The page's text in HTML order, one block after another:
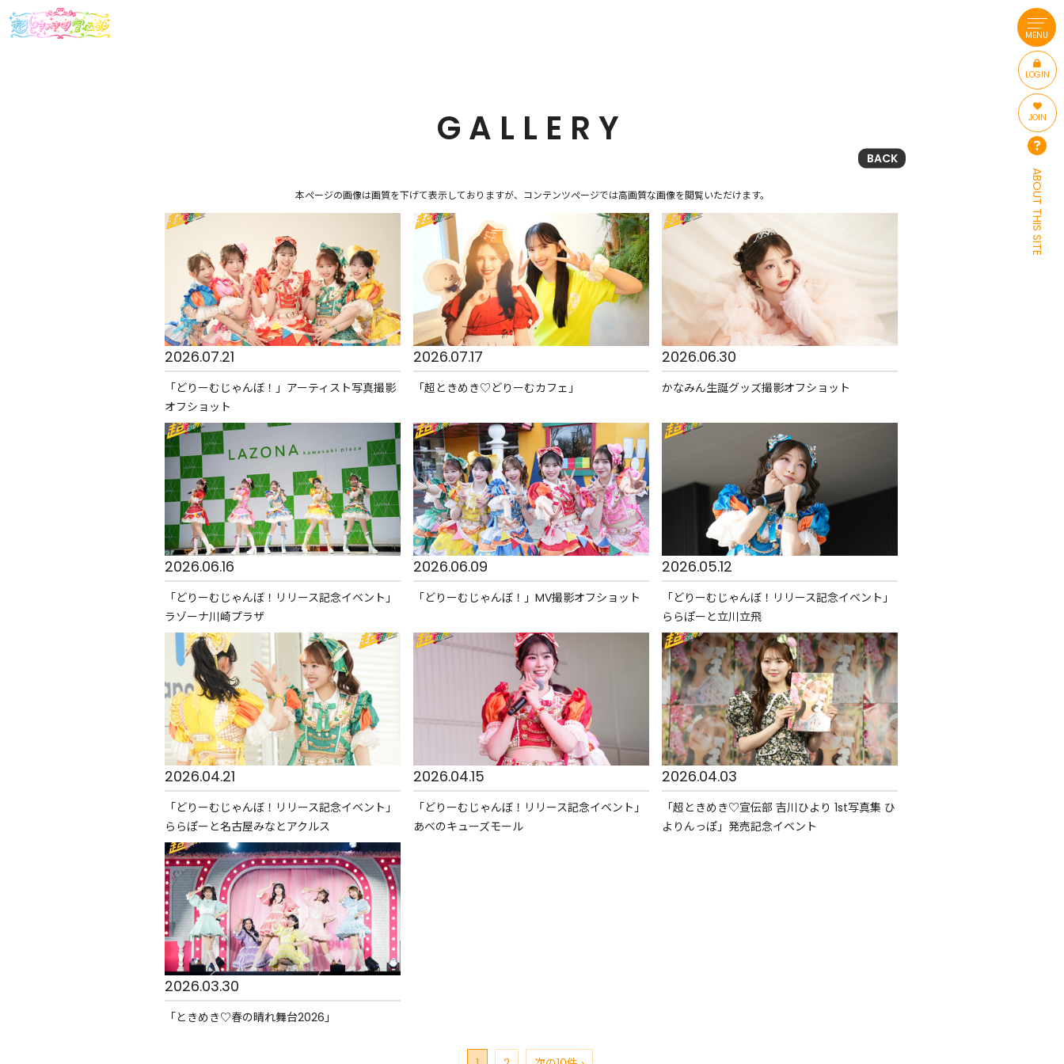
MENU
LOGIN
JOIN
ABOUT THIS SITE
GALLERY
BACK
本ページの画像は画質を下げて表示しておりますが、 コンテンツページでは高画質な画像を閲覧いただけます。
2026.07.21
「どりーむじゃんぼ！」アーティスト写真撮影
オフショット
2026.07.17
「超ときめき♡どりーむカフェ」
2026.06.30
かなみん生誕グッズ撮影オフショット
2026.06.16
「どりーむじゃんぼ！リリース記念イベント」
ラゾーナ川崎プラザ
2026.06.09
「どりーむじゃんぼ！」MV撮影オフショット
2026.05.12
「どりーむじゃんぼ！リリース記念イベント」
ららぽーと立川立飛
2026.04.21
「どりーむじゃんぼ！リリース記念イベント」
ららぽーと名古屋みなとアクルス
2026.04.15
「どりーむじゃんぼ！リリース記念イベント」
あべのキューズモール
2026.04.03
「超ときめき♡宣伝部 吉川ひより 1st写真集 ひ
よりんっぽ」発売記念イベント
2026.03.30
「ときめき♡春の晴れ舞台2026」